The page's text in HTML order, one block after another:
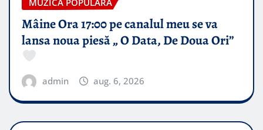
MUZICA POPULARA
Mâine Ora 17:00 pe canalul meu se va
lansa noua piesă „ O Data, De Doua Ori”
admin aug. 6, 2026